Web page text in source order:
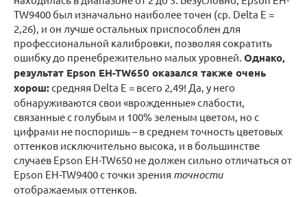
TW9400 был изначально наиболее точен (ср. Delta E =
2,26), и он лучше остальных приспособлен для
профессиональной калибровки, позволяя сократить
ошибку до пренебрежительно малых уровней. Однако,
результат Epson EH-TW650 оказался также очень
хорош:средняя Delta E = всего 2,49! Да, у него
обнаруживаются свои «врожденные» слабости,
связанные с голубым и 100% зеленым цветом, но с
цифрами не поспоришь – в среднем точность цветовых
оттенков исключительно высока, и в большинстве
случаев Epson EH-TW650 не должен сильно отличаться от
Epson EH-TW9400 с точки зрения точности
отображаемых оттенков.